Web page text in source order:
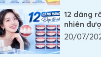
12 dáng
nhiên
mọi thời
20/07/